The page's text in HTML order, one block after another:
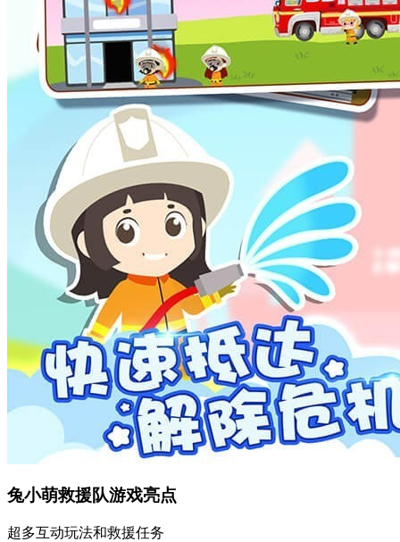
兔小萌救援队游戏亮点
超多互动玩法和救援任务